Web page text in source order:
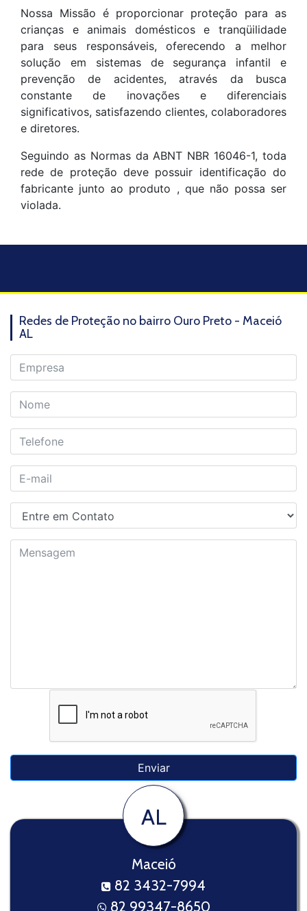
Nossa Missão é proporcionar proteção para as
crianças e animais domésticos e tranqüilidade
para seus responsáveis, oferecendo a melhor
solução em sistemas de segurança infantil e
prevenção de acidentes, através da busca
constante de inovações e diferenciais
significativos, satisfazendo clientes, colaboradores
e diretores.
Seguindo as Normas da ABNT NBR 16046-1, toda
rede de proteção deve possuir identificação do
fabricante junto ao produto , que não possa ser
violada.
Redes de Proteção no bairro Ouro Preto - Maceió
AL
AL
Maceió
82 3432-7994
82 99347-8650